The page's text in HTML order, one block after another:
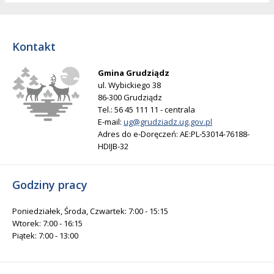
Kontakt
Gmina Grudziądz
ul. Wybickiego 38
86-300 Grudziądz
Tel.: 56 45 111 11 - centrala
E-mail: ug@grudziadz.ug.gov.pl
Adres do e-Doręczeń: AE:PL-53014-76188-
HDIJB-32
Godziny pracy
Poniedziałek, Środa, Czwartek: 7:00 - 15:15
Wtorek: 7:00 - 16:15
Piątek: 7:00 - 13:00